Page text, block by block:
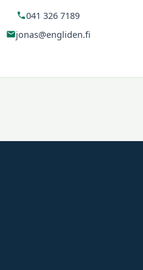
041 326 7189
jonas@engliden.fi